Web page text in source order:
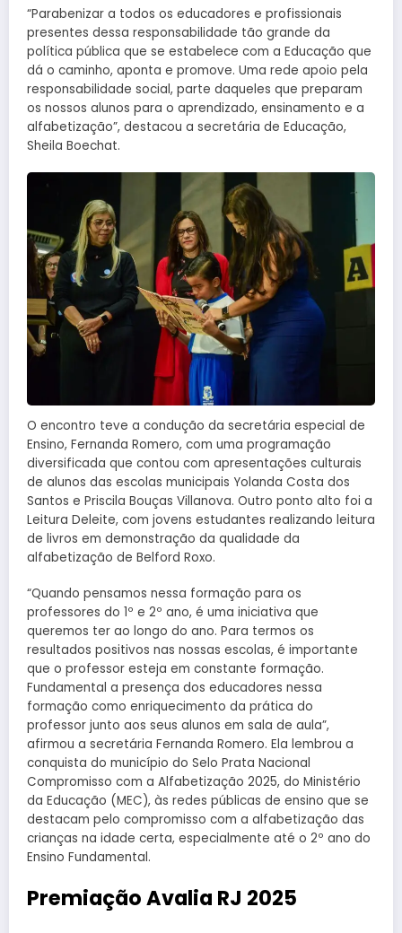
“Parabenizar a todos os educadores e profissionais
presentes dessa responsabilidade tão grande da
política pública que se estabelece com a Educação que
dá o caminho, aponta e promove. Uma rede apoio pela
responsabilidade social, parte daqueles que preparam
os nossos alunos para o aprendizado, ensinamento e a
alfabetização”, destacou a secretária de Educação,
Sheila Boechat.
O encontro teve a condução da secretária especial de
Ensino, Fernanda Romero, com uma programação
diversificada que contou com apresentações culturais
de alunos das escolas municipais Yolanda Costa dos
Santos e Priscila Bouças Villanova. Outro ponto alto foi a
Leitura Deleite, com jovens estudantes realizando leitura
de livros em demonstração da qualidade da
alfabetização de Belford Roxo.
“Quando pensamos nessa formação para os
professores do 1º e 2º ano, é uma iniciativa que
queremos ter ao longo do ano. Para termos os
resultados positivos nas nossas escolas, é importante
que o professor esteja em constante formação.
Fundamental a presença dos educadores nessa
formação como enriquecimento da prática do
professor junto aos seus alunos em sala de aula”,
afirmou a secretária Fernanda Romero. Ela lembrou a
conquista do município do Selo Prata Nacional
Compromisso com a Alfabetização 2025, do Ministério
da Educação (MEC), às redes públicas de ensino que se
destacam pelo compromisso com a alfabetização das
crianças na idade certa, especialmente até o 2º ano do
Ensino Fundamental.
Premiação Avalia RJ 2025